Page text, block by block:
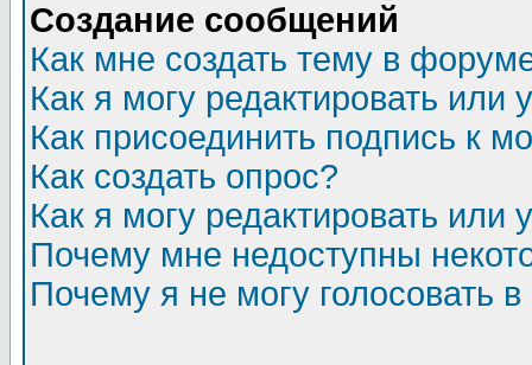
Создание сообщений
Как мне создать тему в
Как я могу редактировать или
Как присоединить подпись к
Как создать опрос?
Как я могу редактировать или
Почему мне недоступны
Почему я не могу голосовать